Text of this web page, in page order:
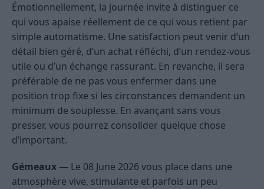
Émotionnellement, la journée invite à distinguer ce
qui vous apaise réellement de ce qui vous retient par
simple automatisme. Une satisfaction peut venir d’un
détail bien géré, d’un achat réfléchi, d’un rendez-vous
utile ou d’un échange rassurant. En revanche, il sera
préférable de ne pas vous enfermer dans une
position trop fixe si les circonstances demandent un
minimum de souplesse. En avançant sans vous
presser, vous pourrez consolider quelque chose
d’important.
Gémeaux — Le 08 June 2026 vous place dans une
atmosphère vive, stimulante et parfois un peu